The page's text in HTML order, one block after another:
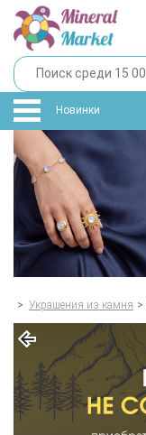
Новинки
> Украшения из камня >